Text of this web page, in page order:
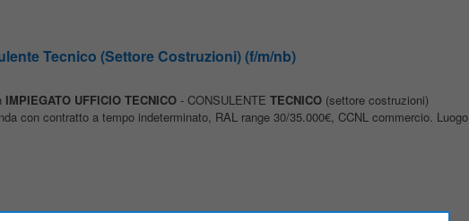
Tecnico (Settore Costruzioni) (f/m/nb)
IMPIEGATO UFFICIO TECNICO- CONSULENTE TECNICO(settore costruzioni)
con contratto a tempo indeterminato, RAL range 30/35.000€, CCNL commercio. Luogo